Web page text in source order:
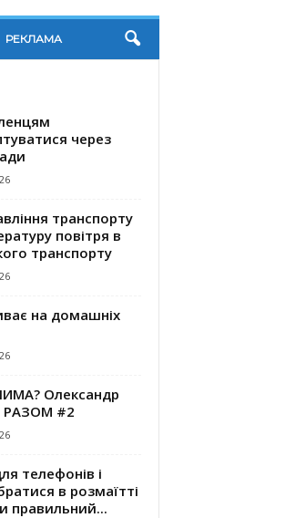
РЕКЛАМА
через
транспорту
повітря в
транспорту
на домашніх
Олександр
РАЗОМ #2
телефонів і
в розмаїтті
правильний...